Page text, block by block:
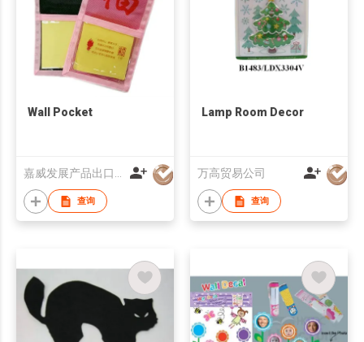
Wall Pocket
查询
Lamp Room Decor
万高贸易公司
查询